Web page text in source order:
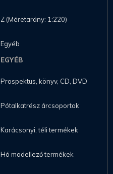
Z (Méretarány: 1:220)
Egyéb
EGYÉB
Prospektus, könyv, CD, DVD
Pótalkatrész árcsoportok
Karácsonyi, téli termékek
Hó modellező termékek